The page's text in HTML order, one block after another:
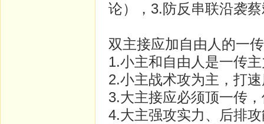
论），3.防反串联沿袭
双主接应加自由人的一
1.小主和自由人是一传
2.小主战术攻为主，打
3.大主接应必须顶一传
4.大主强攻实力、后排